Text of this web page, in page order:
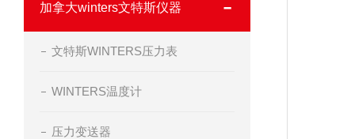
加拿大winters文特斯仪器
文特斯WINTERS压力表
WINTERS温度计
压力变送器